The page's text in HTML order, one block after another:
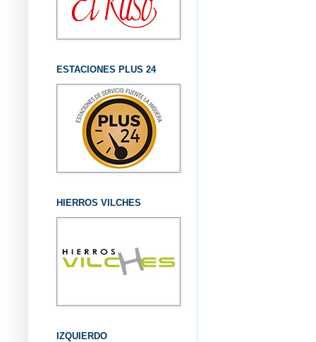
ESTACIONES PLUS 24
HIERROS VILCHES
IZQUIERDO